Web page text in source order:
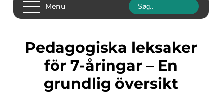
Menu
Pedagogiska leksaker
för 7-åringar – En
grundlig översikt